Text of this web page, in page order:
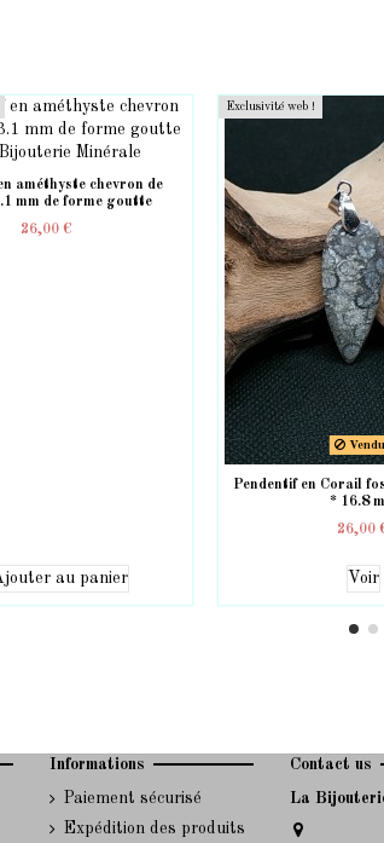
améthyste chevron de
mm de forme goutte
26,00 €
au panier
Exclusivité web !
Pendentif en Corail
* 16.8
26,00
Voir
Informations
Paiement sécurisé
Expédition des produits
Contact us
La